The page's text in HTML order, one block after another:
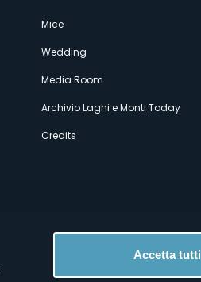
Accetta tutti
Mice
Wedding
Media Room
Archivio Laghi e Monti Today
Credits